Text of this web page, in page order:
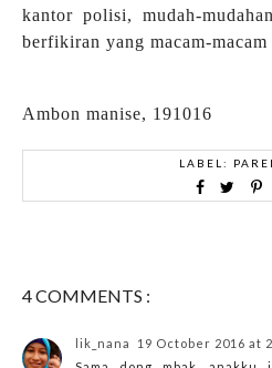
kantor polisi, mudah-
berfikiran yang macam-
Ambon manise, 191016
LABEL:
4 COMMENTS :
lik_nana
19 October 2016 at